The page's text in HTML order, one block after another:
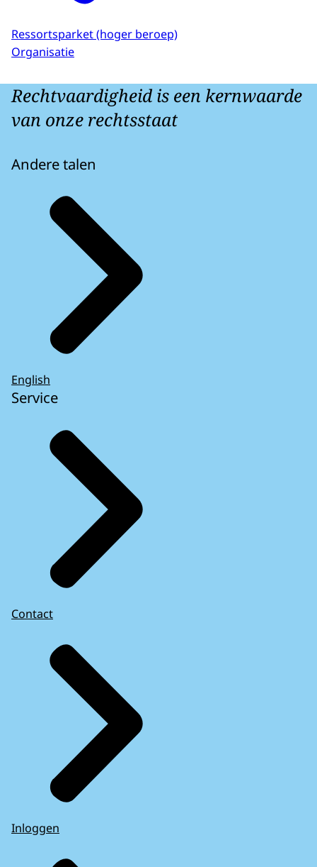
Ressortsparket (hoger beroep)
Organisatie
Rechtvaardigheid is een kernwaarde
van onze rechtsstaat
Andere talen
English
Service
Contact
Inloggen